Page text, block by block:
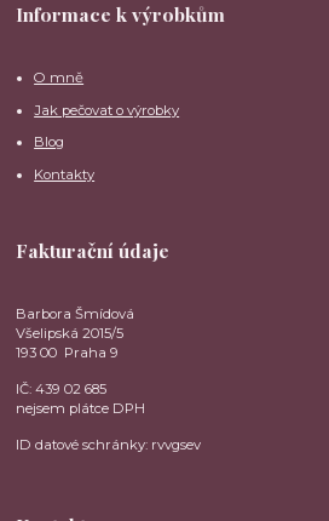
Informace k výrobkům
O mně
Jak pečovat o výrobky
Blog
Kontakty
Fakturační údaje
Barbora Šmídová
Všelipská 2015/5
193 00 Praha 9
IČ: 439 02 685
nejsem plátce DPH
ID datové schránky: rvvgsev